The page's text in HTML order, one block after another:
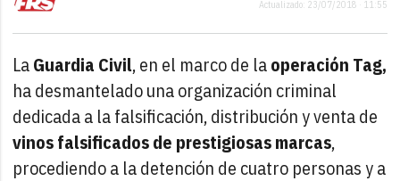
Actualizado: 23/07/2018 · 11:55
LaGuardia Civil, en el marco de laoperación Tag,
ha desmantelado una organización criminal
dedicada a la falsificación, distribución y venta de
vinos falsificados de prestigiosas marcas,
procediendo a la detención de cuatro personas y a